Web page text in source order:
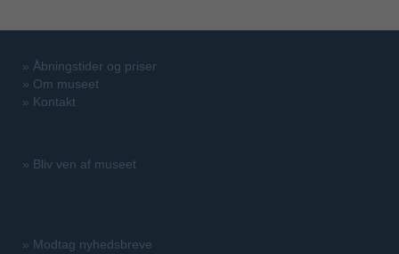
» Åbningstider og priser
» Om museet
» Kontakt
» Bliv ven af museet
» Modtag nyhedsbreve